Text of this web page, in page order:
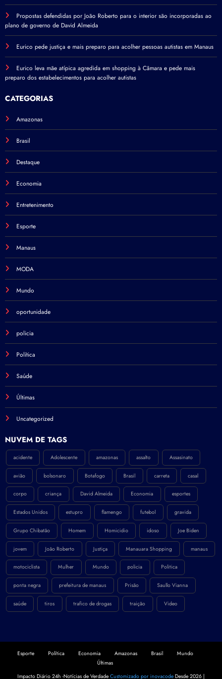
Propostas defendidas por João Roberto para o interior são incorporadas ao
plano de governo de David Almeida
Eurico pede justiça e mais preparo para acolher pessoas autistas em Manaus
Eurico leva mãe atípica agredida em shopping à Câmara e pede mais
preparo dos estabelecimentos para acolher autistas
CATEGORIAS
Amazonas
Brasil
Destaque
Economia
Entretenimento
Esporte
Manaus
MODA
Mundo
oportunidade
policia
Política
Saúde
Últimas
Uncategorized
NÚVEM DE TAGS
acidente Adolescente amazonas assalto Assasinato
avião bolsonaro Botafogo Brasil carreta casal
corpo criança David Almeida Economia esportes
Estados Unidos estupro flamengo futebol gravida
Grupo Chibatão Homem Homicidio idoso Joe Biden
jovem João Roberto Justiça Manauara Shopping manaus
motociclista Mulher Mundo policia Politica
ponta negra prefeitura de manaus Prisão Saullo Vianna
saúde tiros trafico de drogas traição Video
Esporte Política Economia Amazonas Brasil
Mundo
Últimas
Impacto Diário 24h -Notícias de Verdade Customizado por inovacode Desde 2026 |